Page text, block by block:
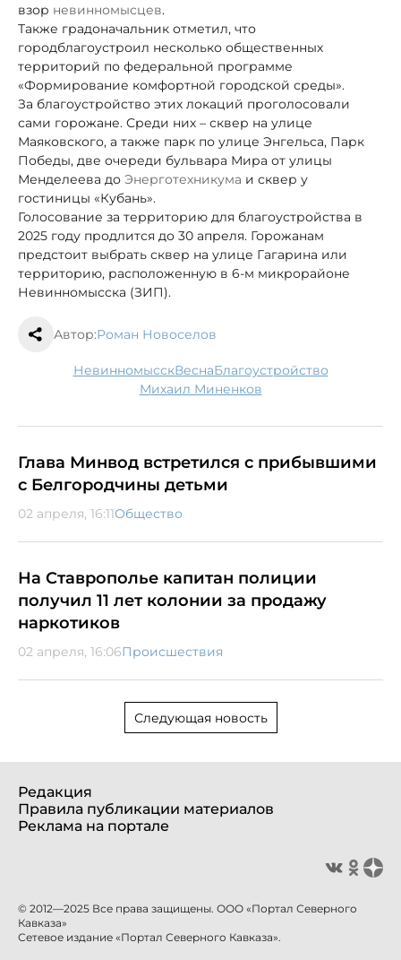
взор невинномысцев.
Также градоначальник отметил, что
городблагоустроил несколько общественных
территорий по федеральной программе
«Формирование комфортной городской среды».
За благоустройство этих локаций проголосовали
сами горожане. Среди них – сквер на улице
Маяковского, а также парк по улице Энгельса, Парк
Победы, две очереди бульвара Мира от улицы
Менделеева до Энерготехникума и сквер у
гостиницы «Кубань».
Голосование за территорию для благоустройства в
2025 году продлится до 30 апреля. Горожанам
предстоит выбрать сквер на улице Гагарина или
территорию, расположенную в 6-м микрорайоне
Невинномысска (ЗИП).
Автор:Роман Новоселов
Невинномысск весна благоустройство
Михаил Миненков
Глава Минвод встретился с прибывшими
с Белгородчины детьми
02 апреля, 16:11Общество
На Ставрополье капитан полиции
получил 11 лет колонии за продажу
наркотиков
02 апреля, 16:06Происшествия
Следующая новость
Редакция
Правила публикации материалов
Реклама на портале
© 2012—2025 Все права защищены. ООО «Портал Северного
Кавказа»
Сетевое издание «Портал Северного Кавказа».